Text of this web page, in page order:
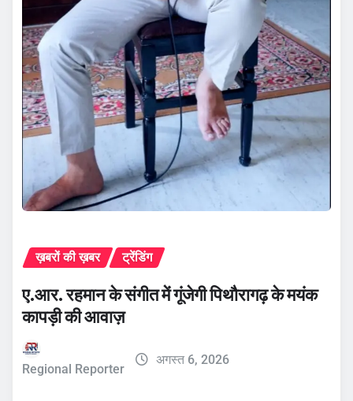
ख़बरों की ख़बर ट्रेंडिंग
ए.आर. रहमान के संगीत में गूंजेगी पिथौरागढ़ के मयंक
कापड़ी की आवाज़
Regional Reporter
अगस्त 6, 2026